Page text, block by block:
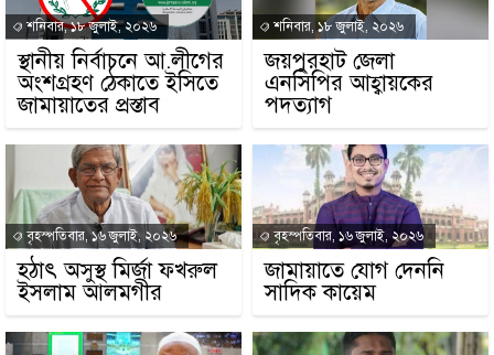
শনিবার, ১৮ জুলাই, ২০২৬
স্থানীয় নির্বাচনে আ.লীগের
অংশগ্রহণ ঠেকাতে ইসিতে
জামায়াতের প্রস্তাব
শনিবার, ১৮ জুলাই, ২০২৬
জয়পুরহাট জেলা
এনসিপির আহ্বায়কের
পদত্যাগ
বৃহস্পতিবার, ১৬ জুলাই, ২০২৬
হঠাৎ অসুস্থ মির্জা ফখরুল
ইসলাম আলমগীর
বৃহস্পতিবার, ১৬ জুলাই, ২০২৬
জামায়াতে যোগ দেননি
সাদিক কায়েম